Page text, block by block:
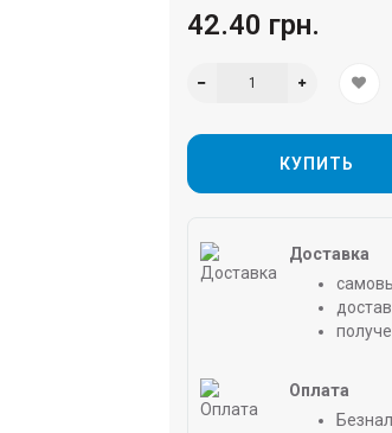
42.40 грн.
КУПИТЬ
Доставка
Оплата